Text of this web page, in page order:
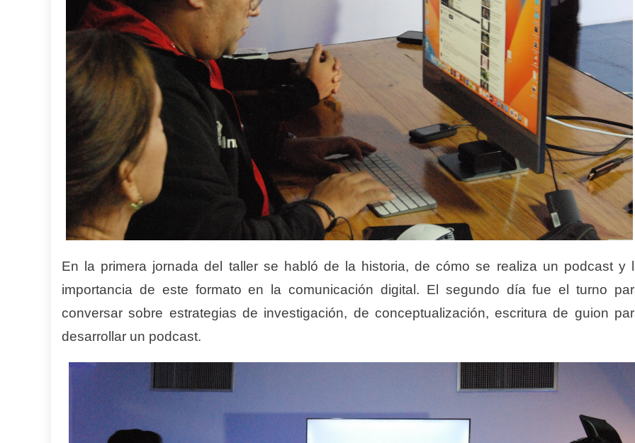
En la primera jornada del taller se habló de la historia, de cómo se realiza un podcast y
importancia de este formato en la comunicación digital. El segundo día fue el turno
conversar sobre estrategias de investigación, de conceptualización, escritura de guion
desarrollar un podcast.